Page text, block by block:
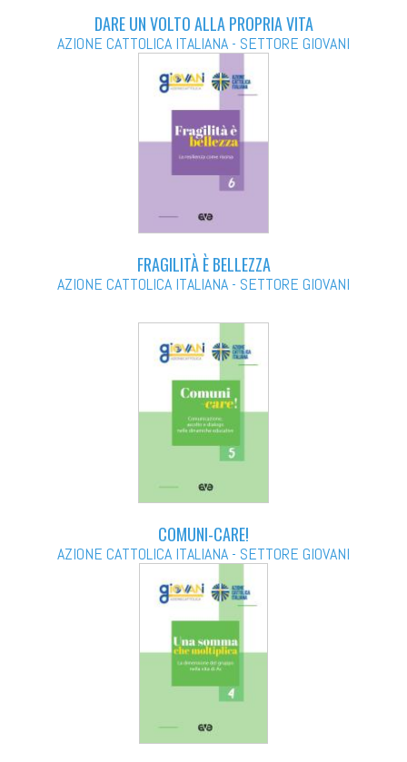
DARE UN VOLTO ALLA PROPRIA VITA
AZIONE CATTOLICA ITALIANA - SETTORE GIOVANI
FRAGILITÀ È BELLEZZA
AZIONE CATTOLICA ITALIANA - SETTORE GIOVANI
COMUNI-CARE!
AZIONE CATTOLICA ITALIANA - SETTORE GIOVANI